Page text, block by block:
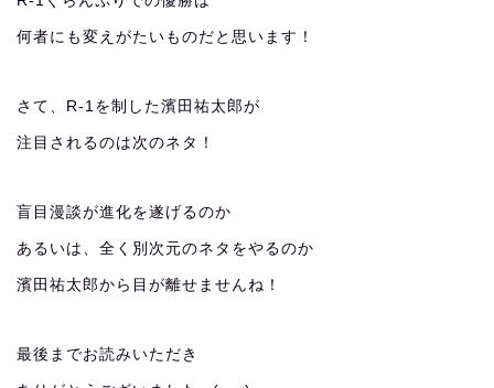
何者にも変えがたいものだと思います！
さて、R-1を制した濱田祐太郎が
注目されるのは次のネタ！
盲目漫談が進化を遂げるのか
あるいは、全く別次元のネタをやるのか
濱田祐太郎から目が離せませんね！
最後までお読みいただき